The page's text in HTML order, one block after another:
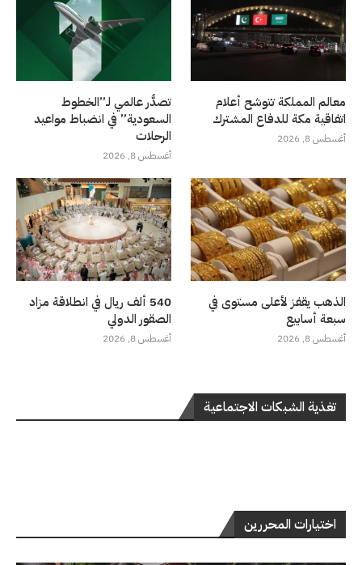
معالم المملكة تتوشح أعلام
اتفاقية مكة للدفاع المشترك
أغسطس 8, 2026
تصدُّر عالمي لـ”الخطوط
السعودية” في انضباط مواعيد
الرحلات
أغسطس 8, 2026
الذهب يقفز لأعلى مستوى في
سبعة أسابيع
أغسطس 8, 2026
540 ألف ريال في انطلاقة مزاد
الصقور الدولي
أغسطس 8, 2026
تغذية الشبكات الاجتماعية
اختيارات المحررين